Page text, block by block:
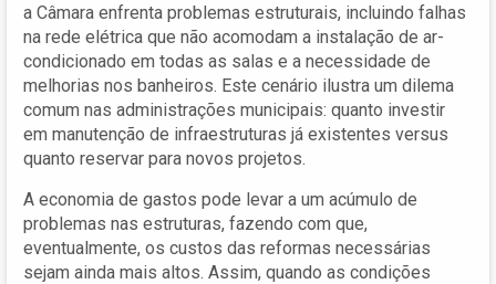
a Câmara enfrenta problemas estruturais, incluindo falhas
na rede elétrica que não acomodam a instalação de ar-
condicionado em todas as salas e a necessidade de
melhorias nos banheiros. Este cenário ilustra um dilema
comum nas administrações municipais: quanto investir
em manutenção de infraestruturas já existentes versus
quanto reservar para novos projetos.
A economia de gastos pode levar a um acúmulo de
problemas nas estruturas, fazendo com que,
eventualmente, os custos das reformas necessárias
sejam ainda mais altos. Assim, quando as condições